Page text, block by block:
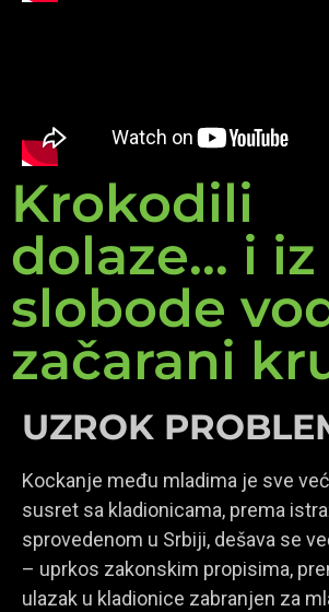
Krokodili
dolaze... i iz
slobode
začarani
UZROK
Kockanje među mladima je sve
susret sa kladionicama, prema
sprovedenom u Srbiji, dešava se
– uprkos zakonskim propisima,
ulazak u kladionice zabranjen za